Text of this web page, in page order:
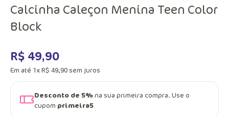
Calcinha Caleçon Menina Teen Color
Block
R$ 49,90
Em até 1xR$ 49,90 sem juros
Desconto de 5%na sua primeira compra. Use o
cupom primeira5